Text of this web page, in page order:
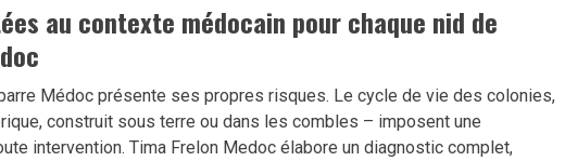
au contexte médocain pour chaque nid de
Médoc présente ses propres risques. Le cycle de vie des colonies,
construit sous terre ou dans les combles – imposent une
intervention. Tima Frelon Medoc élabore un diagnostic complet,